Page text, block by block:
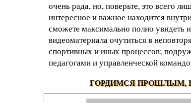
очень рада, но, поверьте, это всего
интересное и важное находится
сможете максимально полно
видеоматериала очутиться в
спортивных и иных процессов;
педагогами и управленческой
ГОРДИМСЯ ПРОШЛЫМ,